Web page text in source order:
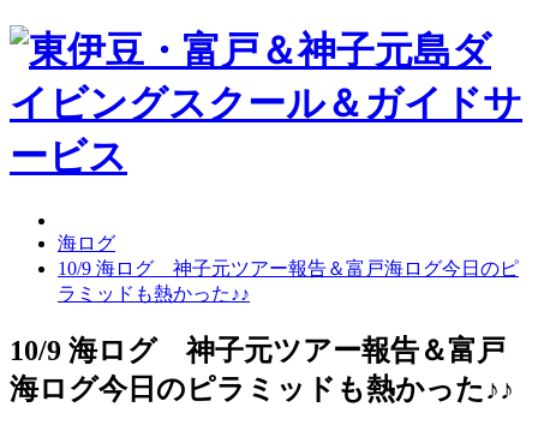
海ログ
10/9 海ログ 神子元ツアー報告＆富戸海ログ今日のピ
ラミッドも熱かった♪♪
10/9 海ログ 神子元ツアー報告＆富戸
海ログ今日のピラミッドも熱かった♪♪